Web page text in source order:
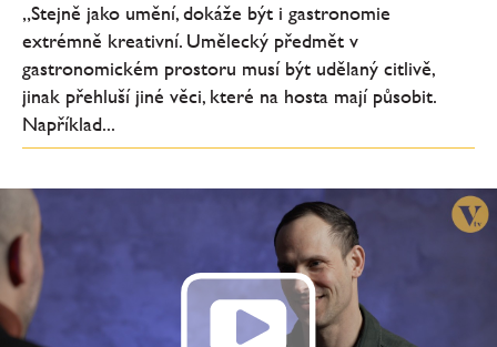
„Stejně jako umění, dokáže být i gastronomie
extrémně kreativní. Umělecký předmět v
gastronomickém prostoru musí být udělaný citlivě,
jinak přehluší jiné věci, které na hosta mají působit.
Například...